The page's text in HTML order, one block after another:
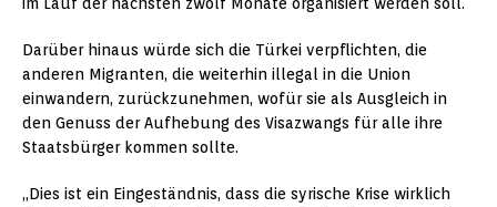
Darüber hinaus würde sich die Türkei verpflichten, die
anderen Migranten, die weiterhin illegal in die Union
einwandern, zurückzunehmen, wofür sie als Ausgleich in
den Genuss der Aufhebung des Visazwangs für alle ihre
Staatsbürger kommen sollte.
„Dies ist ein Eingeständnis, dass die syrische Krise wirklich